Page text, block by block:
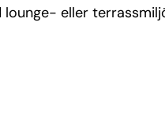
lounge- eller